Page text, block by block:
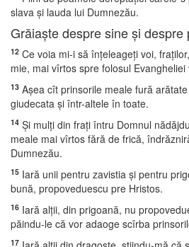
slava şi lauda lui Dumnezău.
Grăiaşte despre sine şi despre
12 Ce voia mi-i să înţeleageţi voi,
mie, mai vîrtos spre folosul Evangheliei
13 Aşea cît prinsorile meale fură
giudecata şi într-altele în toate.
14 Şi mulţi din fraţi întru Domnul
meale mai vîrtos fără de frică,
Dumnezău.
15 Iară unii pentru zavistia şi pentru
bună, propoveduescu pre Hristos.
16 Iară alţii, din prigoană, nu
păindu-le că vor adaoge scîrba
17